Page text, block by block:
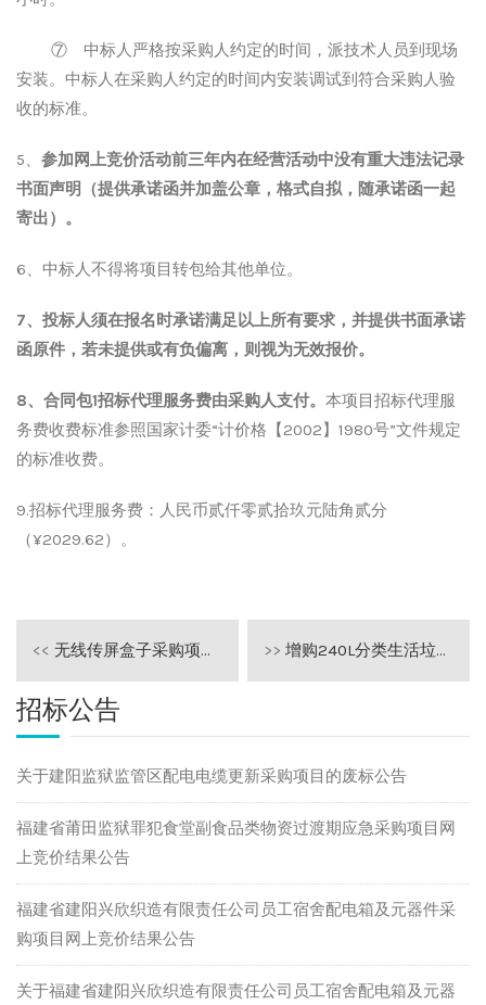
⑦ 中标人严格按采购人约定的时间，派技术人员到现场
安装。中标人在采购人约定的时间内安装调试到符合采购人验
收的标准。
5、 参加 网上竞价活动前三年内在经营活动中没有重大违法记录
书面声明
（提供承诺函并加盖公章，格式自拟， 随承诺函一起
寄出）。
6、中标人不得将项目转包给其他单位。
7、投标人须在报名时承诺满足以上所有要求，并提供书面承诺
函原件，若未提供或有负偏离，则视为无效报价。
8、合同包1招标代理服务费由采购人支付。 本项目招标代理服
务费收费标准参照国家计委“计价格【2002】1980号”文件规定
的标准收费。
9.招标代理服务费：人民币贰仟零贰拾玖元陆角贰分
（¥2029.62）。
<< 无线传屏盒子采购项目结果公告 >>增购240L分类生活垃圾桶采购项目结果公告
招标公告
关于建阳监狱监管区配电电缆更新采购项目的废标公告
福建省莆田监狱罪犯食堂副食品类物资过渡期应急采购项目网
上竞价结果公告
福建省建阳兴欣织造有限责任公司员工宿舍配电箱及元器件采
购项目网上竞价结果公告
关于福建省建阳兴欣织造有限责任公司员工宿舍配电箱及元器